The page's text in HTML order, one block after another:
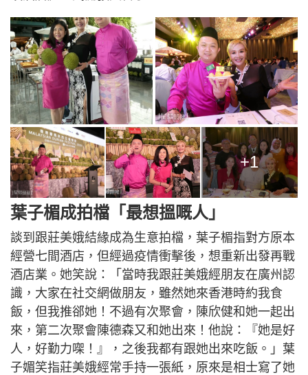
+1
葉子楣成拍檔「最想搵嘅人」
談到跟莊美娥結緣成為生意拍檔，葉子楣指對方原本
經營七間酒店，但經過疫情衝擊後，想重新出發再戰
酒店業。她笑說：「當時我跟莊美娥經朋友在廣州認
識，大家在社交網做朋友，雖然她來香港時約我食
飯，但我推郤她！不過有次聚會，陳欣健和她一起出
來，第二次聚會陳德森又和她出來！他說：『她是好
人，好勤力㗎！』，之後我都有跟她出來吃飯。」葉
子媚笑指莊美娥經常手持一張紙，原來是相士寫了她